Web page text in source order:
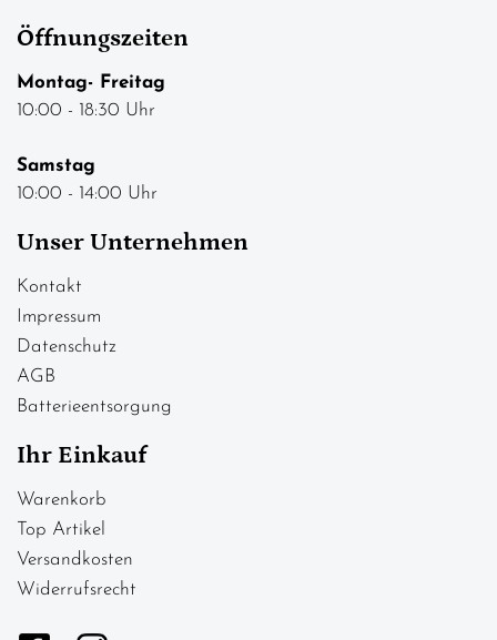
Öffnungszeiten
Montag- Freitag
10:00 - 18:30 Uhr
Samstag
10:00 - 14:00 Uhr
Unser Unternehmen
Kontakt
Impressum
Datenschutz
AGB
Batterieentsorgung
Ihr Einkauf
Warenkorb
Top Artikel
Versandkosten
Widerrufsrecht